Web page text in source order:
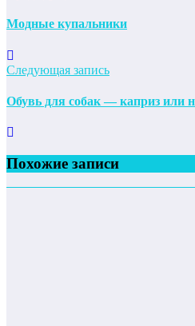
Модные купальники
Следующая запись
Обувь для собак — каприз или
Похожие записи